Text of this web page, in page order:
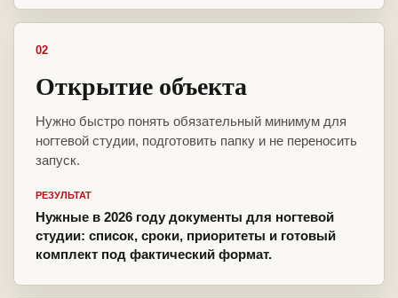
02
Открытие объекта
Нужно быстро понять обязательный минимум для
ногтевой студии, подготовить папку и не переносить
запуск.
РЕЗУЛЬТАТ
Нужные в 2026 году документы для ногтевой
студии: список, сроки, приоритеты и готовый
комплект под фактический формат.